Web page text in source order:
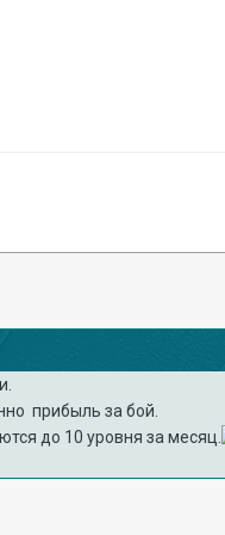
прибыль за бой.
до 10 уровня за месяц.